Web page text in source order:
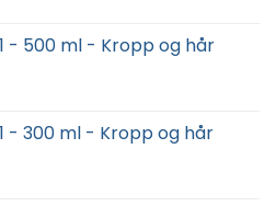
- 500 ml - Kropp og hår
- 300 ml - Kropp og hår